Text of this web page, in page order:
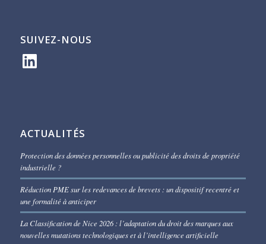
SUIVEZ-NOUS
LinkedIn
ACTUALITÉS
Protection des données personnelles ou publicité des droits de propriété
industrielle ?
Réduction PME sur les redevances de brevets : un dispositif recentré et
une formalité à anticiper
La Classification de Nice 2026 : l’adaptation du droit des marques aux
nouvelles mutations technologiques et à l’intelligence artificielle